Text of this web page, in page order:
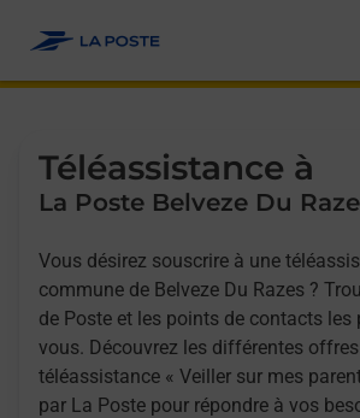
Téléassistance à
La Poste Belveze Du
Vous désirez souscrire à une
commune de Belveze Du Razes ?
de Poste et les points de contacts les
vous. Découvrez les différentes
téléassistance « Veiller sur mes
par La Poste pour répondre à vos